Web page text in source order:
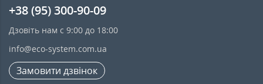
+38 (95) 300-90-09
Дзовіть нам с 9:00 до 18:00
info@eco-system.com.ua
Замовити дзвінок